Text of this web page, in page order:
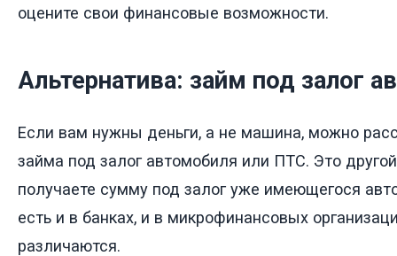
оцените свои финансовые возможности.
Альтернатива: займ под залог
Если вам нужны деньги, а не машина, можно
займа под залог автомобиля или ПТС. Это
получаете сумму под залог уже имеющегося
есть и в банках, и в микрофинансовых
различаются.